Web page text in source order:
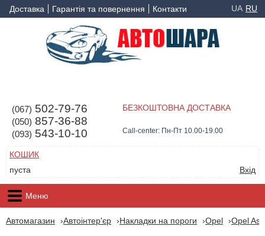
Доставка Гарантія та повернення Контакти UA RU
(067) 502-79-76
(050) 857-36-88
(093) 543-10-10
БЕЗКОШТОВНА ДОСТАВКА
Call-center: Пн-Пт 10.00-19.00
КОШИК
пуста
Вхід
Меню
Автомагазин Автоінтер'єр Накладки на пороги Opel Opel